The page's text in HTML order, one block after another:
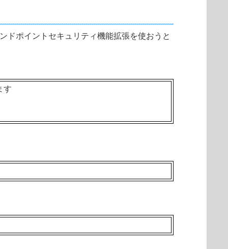
ドポイントセキュリティ機能拡張を使おうと
す